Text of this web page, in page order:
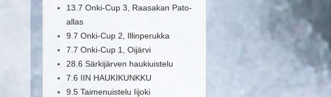
13.7 Onki-Cup 3, Raasakan Pato-
allas
9.7 Onki-Cup 2, Illinperukka
7.7 Onki-Cup 1, Oijärvi
28.6 Särkijärven haukiuistelu
7.6 IIN HAUKIKUNKKU
9.5 Taimenuistelu Iijoki